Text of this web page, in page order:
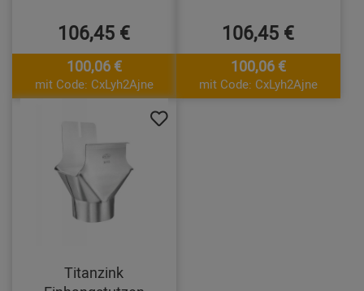
106,45 €
100,06 €
mit Code: CxLyh2Ajne
106,45 €
100,06 €
mit Code: CxLyh2Ajne
Titanzink